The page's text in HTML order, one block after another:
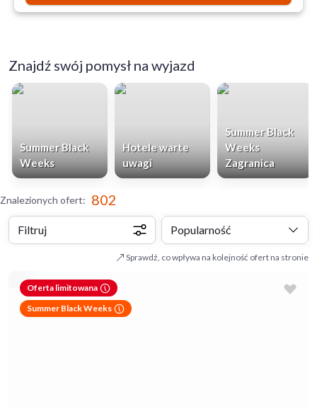
Znajdź swój pomysł na wyjazd
Summer Black
Weeks
Hotele warte
uwagi
Summer Black
Weeks
Zagranica
Znalezionych ofert: 802
Filtruj Popularność
Sprawdź, co wpływa na kolejność ofert na stronie
Oferta limitowana
Summer Black Weeks